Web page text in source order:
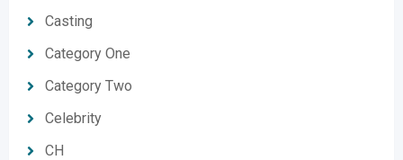
Casting
Category One
Category Two
Celebrity
CH